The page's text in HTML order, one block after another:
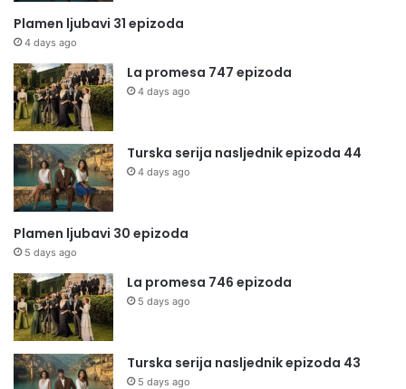
Plamen ljubavi 31 epizoda
4 days ago
La promesa 747 epizoda
4 days ago
Turska serija nasljednik epizoda 44
4 days ago
Plamen ljubavi 30 epizoda
5 days ago
La promesa 746 epizoda
5 days ago
Turska serija nasljednik epizoda 43
5 days ago